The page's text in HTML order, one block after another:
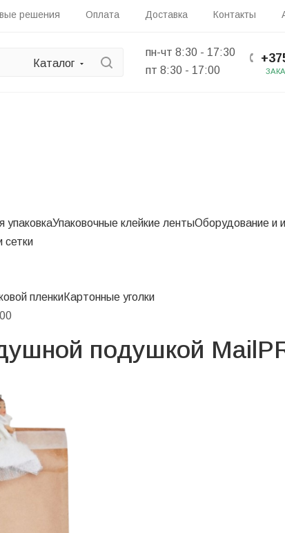
решения Оплата Доставка Контакты
Каталог
пн-чт 8:30 - 17:30
пт 8:30 - 17:00
упаковкаУпаковочные клейкие лентыОборудование и
сетки
пленкиКартонные уголки
подушкой